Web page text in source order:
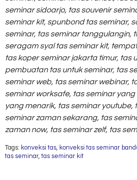
seminar sidoarjo, tas souvenir
seminar kit, spunbond tas seminar,
seminar, tas seminar tanggulangin,
seragam syal tas seminar kit,
tas koper seminar jakarta timur, tas
pembuatan tas untuk seminar, tas
seminar web, tas seminar webinar,
seminar worksafe, tas seminar yang
yang menarik, tas seminar youtube,
seminar zaman sekarang, tas
zaman now, tas seminar zelf, tas
Tags: konveksi tas, konveksi tas seminar
tas seminar,tas seminar kit